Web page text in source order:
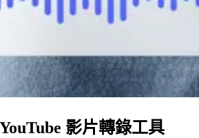
影片轉錄工具